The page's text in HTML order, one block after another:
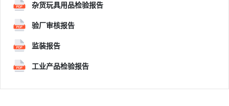
杂货玩具用品检验报告
验厂审核报告
监装报告
工业产品检验报告